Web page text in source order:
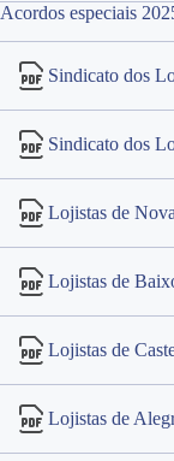
Acordos especiais
Sindicato dos
Sindicato dos
Lojistas de
Lojistas de
Lojistas de
Lojistas de